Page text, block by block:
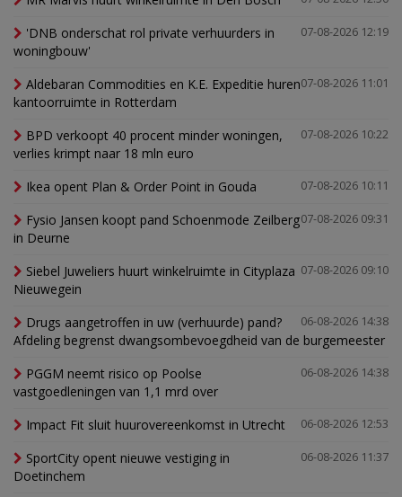
07-08-2026 12:19
'DNB onderschat rol private verhuurders in
woningbouw'
07-08-2026 11:01
Aldebaran Commodities en K.E. Expeditie huren
kantoorruimte in Rotterdam
07-08-2026 10:22
BPD verkoopt 40 procent minder woningen,
verlies krimpt naar 18 mln euro
07-08-2026 10:11
Ikea opent Plan & Order Point in Gouda
07-08-2026 09:31
Fysio Jansen koopt pand Schoenmode Zeilberg
in Deurne
07-08-2026 09:10
Siebel Juweliers huurt winkelruimte in Cityplaza
Nieuwegein
06-08-2026 14:38
Drugs aangetroffen in uw (verhuurde) pand?
Afdeling begrenst dwangsombevoegdheid van de burgemeester
06-08-2026 14:38
PGGM neemt risico op Poolse
vastgoedleningen van 1,1 mrd over
06-08-2026 12:53
Impact Fit sluit huurovereenkomst in Utrecht
06-08-2026 11:37
SportCity opent nieuwe vestiging in
Doetinchem